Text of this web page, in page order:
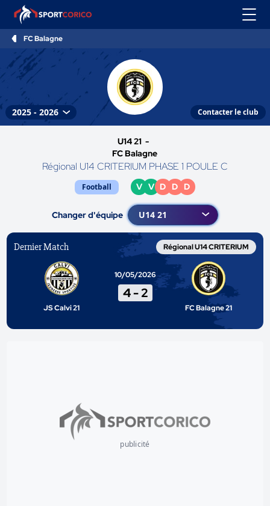
FC Balagne
Contacter le club
U14 21 -
FC Balagne
Régional U14 CRITERIUM PHASE 1 POULE C
Football V V D D D
Changer d'équipe
Dernier Match Régional U14 CRITERIUM
JS Calvi 21
10/05/2026
4- 2
FC Balagne 21
publicité